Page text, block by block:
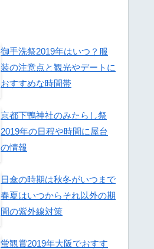
御手洗祭2019年はいつ？服
装の注意点と観光やデートに
おすすめな時間帯
京都下鴨神社のみたらし祭
2019年の日程や時間に屋台
の情報
日傘の時期は秋冬がいつまで
春夏はいつからそれ以外の期
間の紫外線対策
蛍観賞2019年大阪でおすす